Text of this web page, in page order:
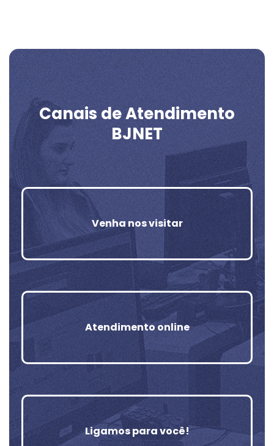
Canais de Atendimento
BJNET
Venha nos visitar
Atendimento online
Ligamos para você!